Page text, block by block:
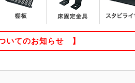
いてのお知らせ 】